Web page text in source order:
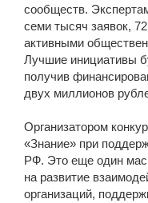
сообществ.
семи тысяч заявок,
активными
Лучшие инициативы
получив
двух миллионов
Организатором
«Знание» при
РФ. Это еще один
на развитие
организаций,